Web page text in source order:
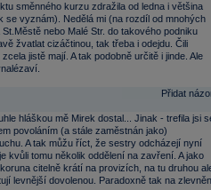
směnného kurzu zdražila od ledna i většina
vyznám). Nedělá mi (na rozdíl od mnohých
nebo Malé Str. do takového podniku
žvatlat cizáčtinou, tak třeba i odejdu. Čili
jistě mají. A tak podobně určitě i jinde. Ale
Přidat
hláškou mě Mirek dostal... Jinak - trefila jsi
povoláním (a stále zaměstnán jako)
A tak můžu říct, že sestry odcházejí nyní
kvůli tomu několik oddělení na zavření. A jako
citelně krátí na provizích, na tu druhou
levnější dovolenou. Paradoxně tak na